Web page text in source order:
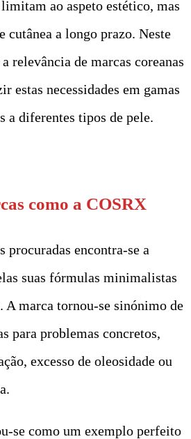
ao aspeto estético, mas
cutânea a longo prazo. Neste
relevância de marcas coreanas
estas necessidades em gamas
a diferentes tipos de pele.
como a COSRX
procuradas encontra-se a
suas fórmulas minimalistas
A marca tornou-se sinónimo de
para problemas concretos,
excesso de oleosidade ou
se como um exemplo perfeito